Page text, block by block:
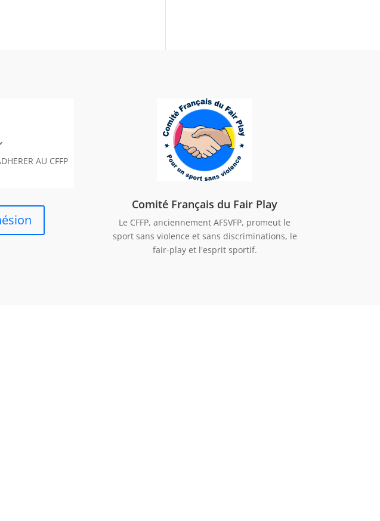
AU CFFP
Comité Français du Fair Play
Le CFFP, anciennement AFSVFP, promeut le
sport sans violence et sans discriminations, le
fair-play et l'esprit sportif.